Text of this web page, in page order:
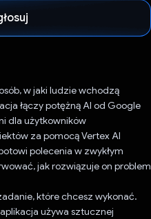
w jaki ludzie wchodzą
łączy potężną AI od Google
dla użytkowników
za pomocą Vertex AI
polecenia w zwykłym
jak rozwiązuje on problem
które chcesz wykonać.
używa sztucznej